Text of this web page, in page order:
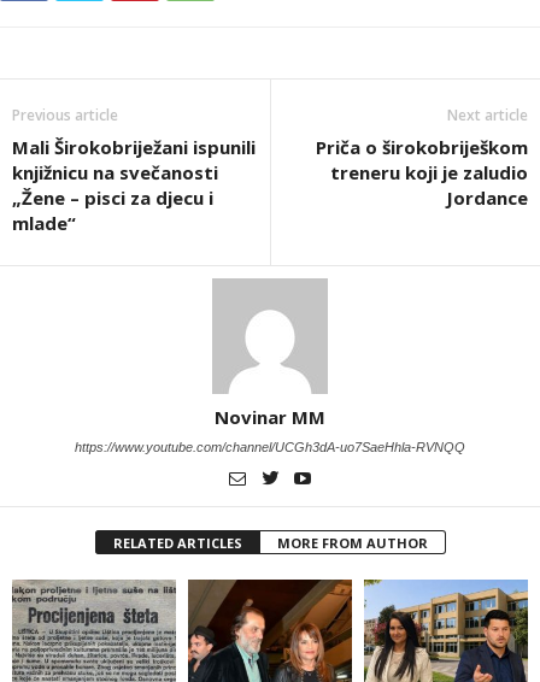
Previous article
Mali Širokobriježani ispunili
knjižnicu na svečanosti
„Žene – pisci za djecu i
mlade“
Next article
Priča o širokobriješkom
treneru koji je zaludio
Jordance
Novinar MM
https://www.youtube.com/channel/UCGh3dA-uo7SaeHhla-RVNQQ
RELATED ARTICLES MORE FROM AUTHOR